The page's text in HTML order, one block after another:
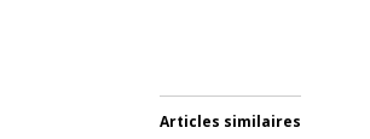
Articles similaires